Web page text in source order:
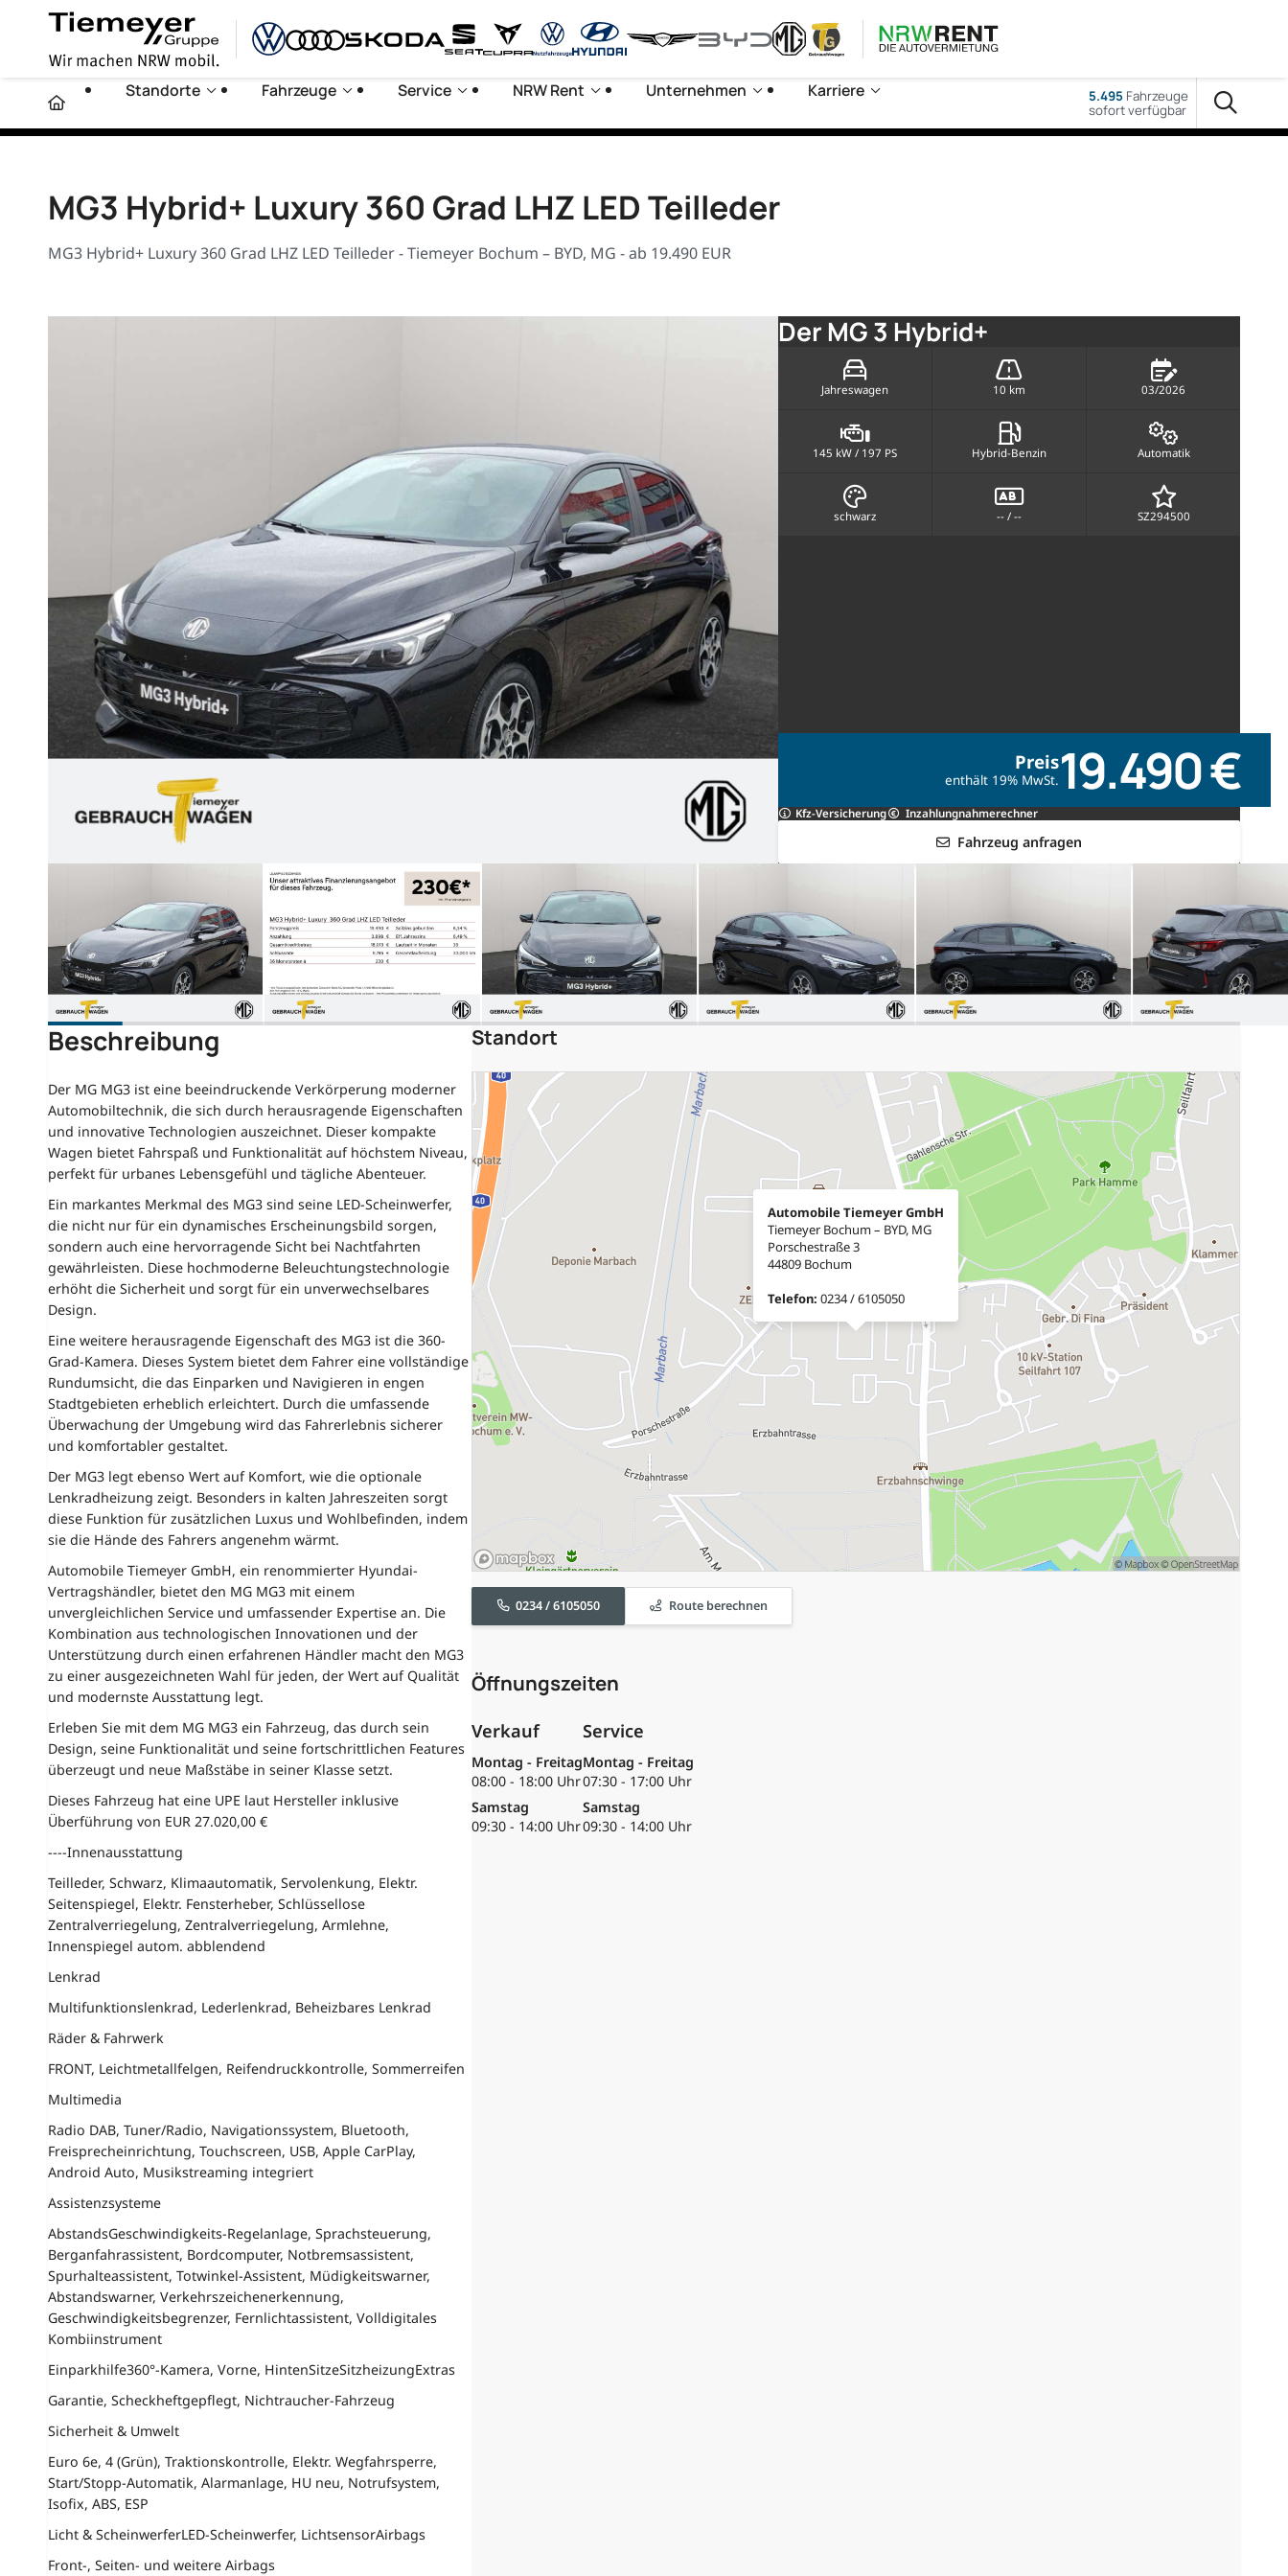
Standorte Fahrzeuge Service NRW Rent Unternehmen Karriere 5.495 Fahrzeuge
sofort verfügbar
MG3 Hybrid+ Luxury 360 Grad LHZ LED Teilleder
MG3 Hybrid+ Luxury 360 Grad LHZ LED Teilleder - Tiemeyer Bochum – BYD, MG - ab 19.490 EUR
Der MG 3 Hybrid+
Jahreswagen 10 km 03/2026
145 kW / 197 PS Hybrid-Benzin Automatik
schwarz -- / -- SZ294500
Preis
enthält 19% MwSt.19.490 €
Kfz-Versicherung Inzahlungnahmerechner
Fahrzeug anfragen
Beschreibung
Der MG MG3 ist eine beeindruckende Verkörperung moderner
Automobiltechnik, die sich durch herausragende Eigenschaften
und innovative Technologien auszeichnet. Dieser kompakte
Wagen bietet Fahrspaß und Funktionalität auf höchstem Niveau,
perfekt für urbanes Lebensgefühl und tägliche Abenteuer.
Ein markantes Merkmal des MG3 sind seine LED-Scheinwerfer,
die nicht nur für ein dynamisches Erscheinungsbild sorgen,
sondern auch eine hervorragende Sicht bei Nachtfahrten
gewährleisten. Diese hochmoderne Beleuchtungstechnologie
erhöht die Sicherheit und sorgt für ein unverwechselbares
Design.
Eine weitere herausragende Eigenschaft des MG3 ist die 360-
Grad-Kamera. Dieses System bietet dem Fahrer eine vollständige
Rundumsicht, die das Einparken und Navigieren in engen
Stadtgebieten erheblich erleichtert. Durch die umfassende
Überwachung der Umgebung wird das Fahrerlebnis sicherer
und komfortabler gestaltet.
Der MG3 legt ebenso Wert auf Komfort, wie die optionale
Lenkradheizung zeigt. Besonders in kalten Jahreszeiten sorgt
diese Funktion für zusätzlichen Luxus und Wohlbefinden, indem
sie die Hände des Fahrers angenehm wärmt.
Automobile Tiemeyer GmbH, ein renommierter Hyundai-
Vertragshändler, bietet den MG MG3 mit einem
unvergleichlichen Service und umfassender Expertise an. Die
Kombination aus technologischen Innovationen und der
Unterstützung durch einen erfahrenen Händler macht den MG3
zu einer ausgezeichneten Wahl für jeden, der Wert auf Qualität
und modernste Ausstattung legt.
Erleben Sie mit dem MG MG3 ein Fahrzeug, das durch sein
Design, seine Funktionalität und seine fortschrittlichen Features
überzeugt und neue Maßstäbe in seiner Klasse setzt.
Dieses Fahrzeug hat eine UPE laut Hersteller inklusive
Überführung von EUR 27.020,00 €
----Innenausstattung
Teilleder, Schwarz, Klimaautomatik, Servolenkung, Elektr.
Seitenspiegel, Elektr. Fensterheber, Schlüssellose
Zentralverriegelung, Zentralverriegelung, Armlehne,
Innenspiegel autom. abblendend
Lenkrad
Multifunktionslenkrad, Lederlenkrad, Beheizbares Lenkrad
Räder & Fahrwerk
FRONT, Leichtmetallfelgen, Reifendruckkontrolle, Sommerreifen
Multimedia
Radio DAB, Tuner/Radio, Navigationssystem, Bluetooth,
Freisprecheinrichtung, Touchscreen, USB, Apple CarPlay,
Android Auto, Musikstreaming integriert
Assistenzsysteme
AbstandsGeschwindigkeits-Regelanlage, Sprachsteuerung,
Berganfahrassistent, Bordcomputer, Notbremsassistent,
Spurhalteassistent, Totwinkel-Assistent, Müdigkeitswarner,
Abstandswarner, Verkehrszeichenerkennung,
Geschwindigkeitsbegrenzer, Fernlichtassistent, Volldigitales
Kombiinstrument
Einparkhilfe360°-Kamera, Vorne, HintenSitzeSitzheizungExtras
Garantie, Scheckheftgepflegt, Nichtraucher-Fahrzeug
Sicherheit & Umwelt
Euro 6e, 4 (Grün), Traktionskontrolle, Elektr. Wegfahrsperre,
Start/Stopp-Automatik, Alarmanlage, HU neu, Notrufsystem,
Isofix, ABS, ESP
Licht & ScheinwerferLED-Scheinwerfer, LichtsensorAirbags
Front-, Seiten- und weitere Airbags
Standort
Automobile Tiemeyer GmbH
Tiemeyer Bochum – BYD, MG
Porschestraße 3
44809 Bochum
Telefon: 0234 / 6105050
0234 / 6105050 Route berechnen
Öffnungszeiten
Verkauf
Montag - Freitag
08:00 - 18:00 Uhr
Samstag
09:30 - 14:00 Uhr
Service
Montag - Freitag
07:30 - 17:00 Uhr
Samstag
09:30 - 14:00 Uhr